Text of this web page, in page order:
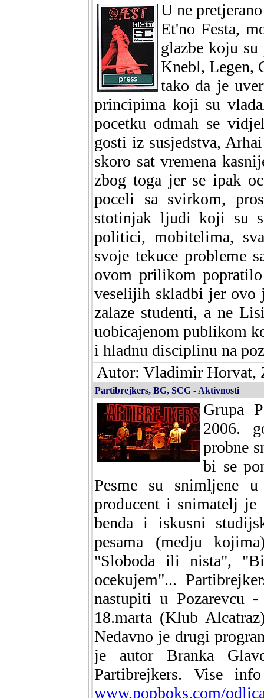
U ne
Et'no Festa,
glazbe koju
Knebl, Legen,
tako da je
principima koji su
pocetku odmah se
gosti iz susjedstva,
skoro sat vremena
zbog toga jer se ipak
poceli sa svirkom,
stotinjak ljudi koji su
politici, mobitelima,
svoje tekuce probleme
ovom prilikom
veselijih skladbi jer ovo
zalaze studenti, a ne
uobicajenom publikom
i hladnu disciplinu na
Autor: Vladimir Horvat,
Partibrejkers, BG, SCG - Aktivnosti
Grupa
2006.
probne
bi se
Pesme su snimljene
producent i snimatelj je
benda i iskusni
pesama (medju
"Sloboda ili nista",
ocekujem"...
nastupiti u Pozarevcu
18.marta (Klub
Nedavno je drugi
je autor Branka
Partibrejkers. Vise
www.popboks.com/